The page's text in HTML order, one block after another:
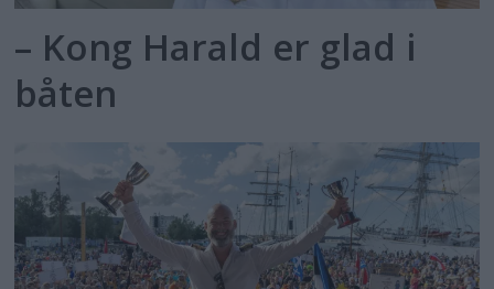
– Kong Harald er glad i
båten